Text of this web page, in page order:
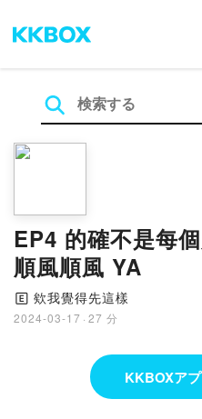
EP4 的確不是每
順風順風 YA
🄴 欸我覺得先這樣
2024-03-17 · 27 分
KKBOXア